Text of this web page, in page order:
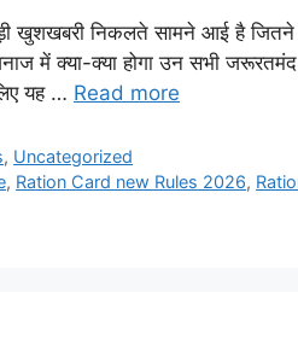
खुशखबरी निकलते सामने आई है जितने
में क्या-क्या होगा उन सभी
यह … Read more
, Uncategorized
, Ration Card new Rules 2026,